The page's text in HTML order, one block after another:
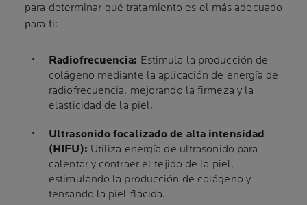
para determinar qué tratamiento es el más adecuado
para ti:
Radiofrecuencia: Estimula la producción de
colágeno mediante la aplicación de energía de
radiofrecuencia, mejorando la firmeza y la
elasticidad de la piel.
Ultrasonido focalizado de alta intensidad
(HIFU): Utiliza energía de ultrasonido para
calentar y contraer el tejido de la piel,
estimulando la producción de colágeno y
tensando la piel flácida.